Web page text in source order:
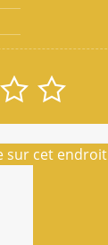
sur cet endroit